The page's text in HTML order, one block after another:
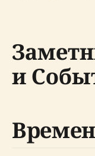
и